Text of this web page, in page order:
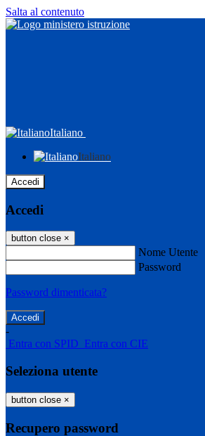
Salta al contenuto
Italiano
Italiano
Accedi
Accedi
button close ×
Nome Utente
Password
Password dimenticata?
-
Entra con SPID Entra con CIE
Seleziona utente
button close ×
Recupero password